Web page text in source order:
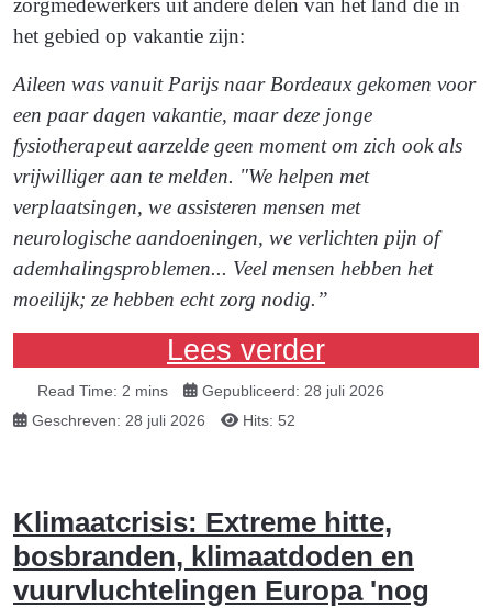
zorgmedewerkers uit andere delen van het land die in
het gebied op vakantie zijn:
Aileen was vanuit Parijs naar Bordeaux gekomen voor
een paar dagen vakantie, maar deze jonge
fysiotherapeut aarzelde geen moment om zich ook als
vrijwilliger aan te melden. "We helpen met
verplaatsingen, we assisteren mensen met
neurologische aandoeningen, we verlichten pijn of
ademhalingsproblemen... Veel mensen hebben het
moeilijk; ze hebben echt zorg nodig.”
Lees verder
Read Time: 2 mins
Gepubliceerd: 28 juli 2026
Geschreven: 28 juli 2026
Hits: 52
Klimaatcrisis: Extreme hitte,
bosbranden, klimaatdoden en
vuurvluchtelingen Europa 'nog